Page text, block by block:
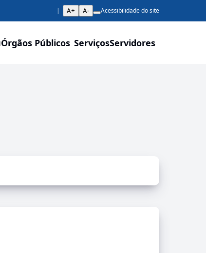
A+ A- Acessibilidade do site
Órgãos Públicos ServiçosServidores